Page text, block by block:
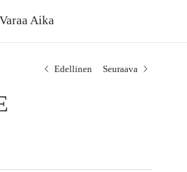
Varaa Aika
Edellinen Seuraava